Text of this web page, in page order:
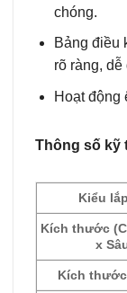
chóng.
Bảng điều
rõ ràng, dễ
Hoạt động
Thông số kỹ
Kiểu
Kích thước
x
Kích